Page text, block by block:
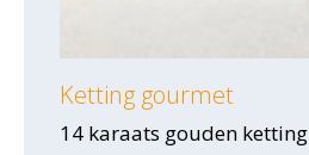
Ketting gourmet
14 karaats gouden ketting